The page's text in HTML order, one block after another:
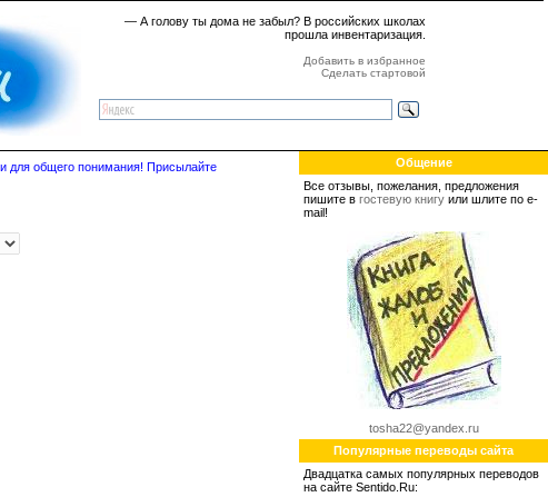
— А голову ты дома не забыл? В российских школах
прошла инвентаризация.
Добавить в избранное
Сделать стартовой
для общего понимания! Присылайте
Общение
Все отзывы, пожелания, предложения
пишите в гостевую книгу или шлите по e-
mail!
tosha22@yandex.ru
Популярные переводы сайта
Двадцатка самых популярных переводов
на сайте Sentido.Ru: